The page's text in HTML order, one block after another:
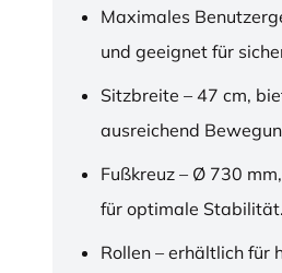
Maximales
und geeignet für
Sitzbreite – 47 cm,
ausreichend
Fußkreuz – Ø 730
für optimale Stabilität.
Rollen – erhältlich für